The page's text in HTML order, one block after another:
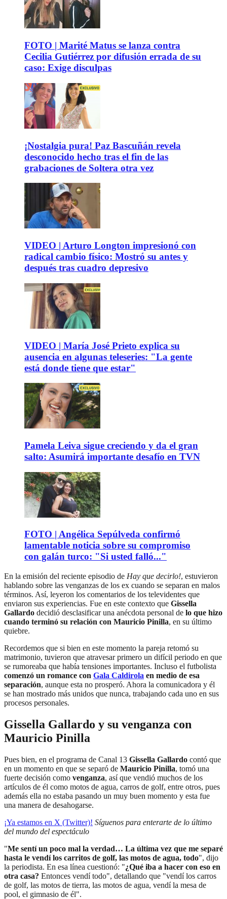
FOTO | Marité Matus se lanza contra
Cecilia Gutiérrez por difusión errada de su
caso: Exige disculpas
¡Nostalgia pura! Paz Bascuñán revela
desconocido hecho tras el fin de las
grabaciones de Soltera otra vez
VIDEO | Arturo Longton impresionó con
radical cambio físico: Mostró su antes y
después tras cuadro depresivo
VIDEO | María José Prieto explica su
ausencia en algunas teleseries: "La gente
está donde tiene que estar"
Pamela Leiva sigue creciendo y da el gran
salto: Asumirá importante desafío en TVN
FOTO | Angélica Sepúlveda confirmó
lamentable noticia sobre su compromiso
con galán turco: "Si usted falló..."
En la emisión del reciente episodio de Hay que decirlo!, estuvieron
hablando sobre las venganzas de los ex cuando se separan en malos
términos. Así, leyeron los comentarios de los televidentes que
enviaron sus experiencias. Fue en este contexto que Gissella
Gallardo decidió desclasificar una anécdota personal de lo que hizo
cuando terminó su relación con Mauricio Pinilla, en su último
quiebre.
Recordemos que si bien en este momento la pareja retomó su
matrimonio, tuvieron que atravesar primero un difícil periodo en que
se rumoreaba que había tensiones importantes. Incluso el futbolista
comenzó un romance con Gala Caldirola en medio de esa
separación, aunque esta no prosperó. Ahora la comunicadora y él
se han mostrado más unidos que nunca, trabajando cada uno en sus
procesos personales.
Gissella Gallardo y su venganza con
Mauricio Pinilla
Pues bien, en el programa de Canal 13 Gissella Gallardo contó que
en un momento en que se separó de Mauricio Pinilla, tomó una
fuerte decisión como venganza, así que vendió muchos de los
artículos de él como motos de agua, carros de golf, entre otros, pues
además ella no estaba pasando un muy buen momento y esta fue
una manera de desahogarse.
¡Ya estamos en X (Twitter)! Síguenos para enterarte de lo último
del mundo del espectáculo
"Me sentí un poco mal la verdad… La última vez que me separé
hasta le vendí los carritos de golf, las motos de agua, todo", dijo
la periodista. En esa línea cuestionó: "¿Qué iba a hacer con eso en
otra casa? Entonces vendí todo", detallando que "vendí los carros
de golf, las motos de tierra, las motos de agua, vendí la mesa de
pool, el gimnasio de él".